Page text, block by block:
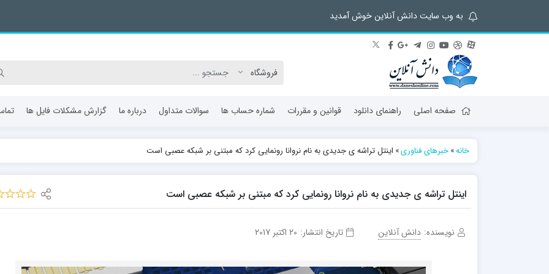
به وب سایت دانش آنلاین خوش آمدید
صفحه اصلی راهنمای دانلود قوانین و مقررات شماره حساب ها سوالات متداول درباره ما گزارش مشکلات فایل ها
خانه»خبرهای فناوری» اینتل تراشه ی جدیدی به نام نروانا رونمایی کرد که مبتنی بر شبکه عصبی است
اینتل تراشه ی جدیدی به نام نروانا رونمایی کرد که مبتنی بر شبکه عصبی است
نویسنده: دانش آنلاین تاریخ انتشار: 20 اکتبر 2017